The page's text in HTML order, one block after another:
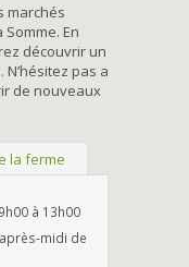
marchés
En
découvrir un
pas a
de nouveaux
la ferme
à 13h00
midi de